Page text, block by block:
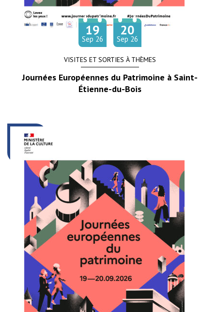
VISITES ET SORTIES À THÈMES
Journées Européennes du Patrimoine à Saint-
Étienne-du-Bois
Du 19
Sep tembre
26
au 20
Sep tembre
26